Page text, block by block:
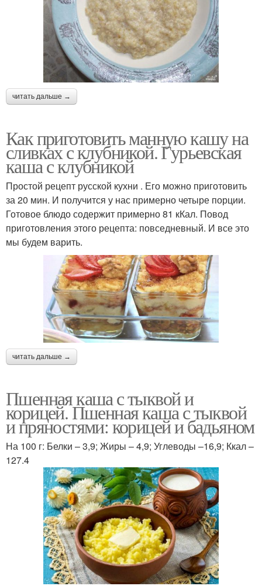
читать дальше →
Как приготовить манную кашу на
сливках с клубникой. Гурьевская
каша с клубникой
Простой рецепт русской кухни . Его можно приготовить
за 20 мин. И получится у нас примерно четыре порции.
Готовое блюдо содержит примерно 81 кКал. Повод
приготовления этого рецепта: повседневный. И все это
мы будем варить.
читать дальше →
Пшенная каша с тыквой и
корицей. Пшенная каша с тыквой
и пряностями: корицей и бадьяном
На 100 г: Белки – 3,9; Жиры – 4,9; Углеводы –16,9; Ккал –
127.4